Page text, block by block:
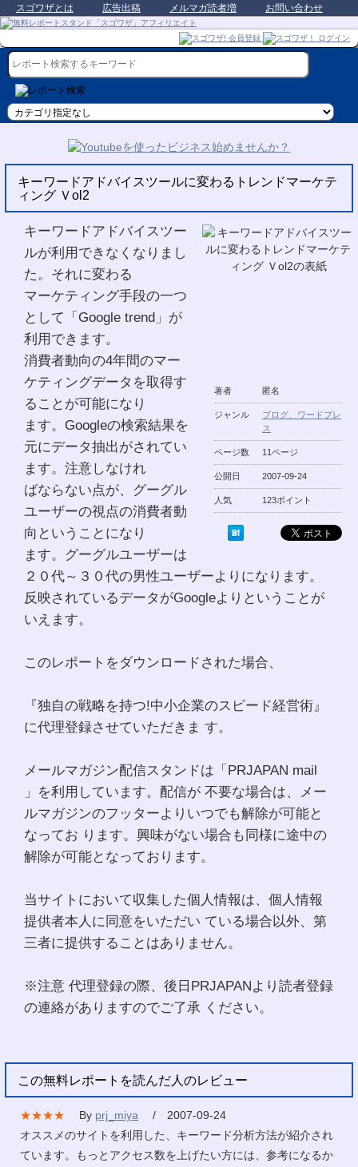
スゴワザとは 広告出稿 メルマガ読者増 お問い合わせ
キーワードアドバイスツールに変わるトレンドマーケテ
ィング Ｖol2
著者 匿名
ジャンル
ブログ、ワードプレ
ス
ページ数 11ページ
公開日 2007-09-24
人気 123ポイント
キーワードアドバイスツー
ルが利用できなくなりまし
た。それに変わる
マーケティング手段の一つ
として「Google trend」が
利用できます。
消費者動向の4年間のマー
ケティングデータを取得す
ることが可能になり
ます。Googleの検索結果を
元にデータ抽出がされてい
ます。注意しなけれ
ばならない点が、グーグル
ユーザーの視点の消費者動
向ということになり
ます。グーグルユーザーは
２０代～３０代の男性ユーザーよりになります。
反映されているデータがGoogleよりということが
いえます。
このレポートをダウンロードされた場合、
『独自の戦略を持つ!中小企業のスピード経営術』
に代理登録させていただきま す。
メールマガジン配信スタンドは「PRJAPAN mail
」を利用しています。配信が 不要な場合は、メー
ルマガジンのフッターよりいつでも解除が可能と
なってお ります。興味がない場合も同様に途中の
解除が可能となっております。
当サイトにおいて収集した個人情報は、個人情報
提供者本人に同意をいただい ている場合以外、第
三者に提供することはありません。
※注意 代理登録の際、後日PRJAPANより読者登録
の連絡がありますのでご了承 ください。
この無料レポートを読んだ人のレビュー
★★★★ By prj_miya
/ 2007-09-24
オススメのサイトを利用した、キーワード分析方法が紹介され
ています。もっとアクセス数を上げたい方には、参考になるか